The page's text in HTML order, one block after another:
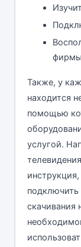
Также, у
находится
помощью
услугой.
скачивания